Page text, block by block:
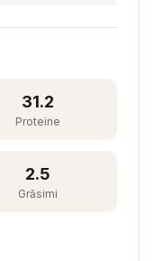
31.2
Proteine
2.5
Grăsimi